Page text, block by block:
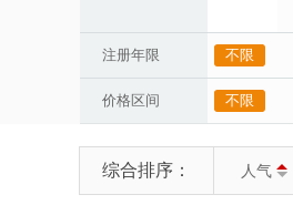
注册年限 不限
价格区间 不限
综合排序： 人气